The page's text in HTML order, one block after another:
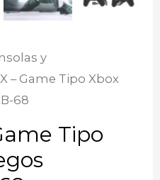
y
– Game Tipo Xbox
68
Tipo